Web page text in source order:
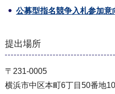
公募型指名競争入札参加意
提出場所
〒231-0005
横浜市中区本町6丁目50番地10